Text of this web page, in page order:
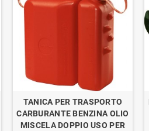
TANICA PER TRASPORTO
CARBURANTE BENZINA OLIO
MISCELA DOPPIO USO PER